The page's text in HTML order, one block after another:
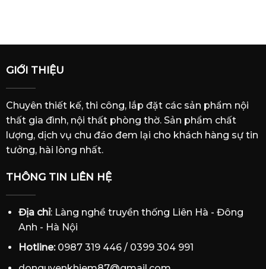
GIỚI THIỆU
Chuyên thiết kế, thi công, lắp đặt các sản phẩm nội
thất gia đình, nội thất phòng thờ. Sản phẩm chất
lượng, dịch vụ chu đáo đem lại cho khách hàng sự tin
tưởng, hài lòng nhất.
THÔNG TIN LIÊN HỆ
Địa chỉ: Làng nghề truyền thống Liên Hà - Đông
Anh - Hà Nội
Hotline:0987 319 446 / 0399 304 991